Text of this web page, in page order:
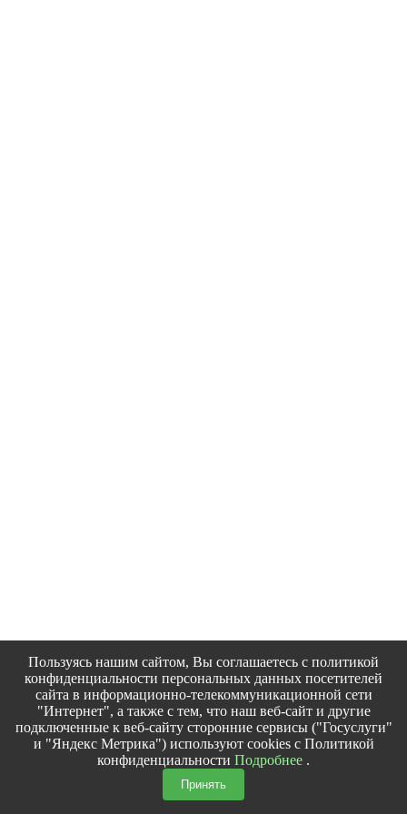
Пользуясь нашим сайтом, Вы соглашаетесь с политикой
конфиденциальности персональных данных посетителей
сайта в информационно-телекоммуникационной сети
"Интернет", а также с тем, что наш веб-сайт и другие
подключенные к веб-сайту сторонние сервисы ("Госуслуги"
и "Яндекс Метрика") используют cookies с Политикой
конфиденциальности Подробнее .
Принять